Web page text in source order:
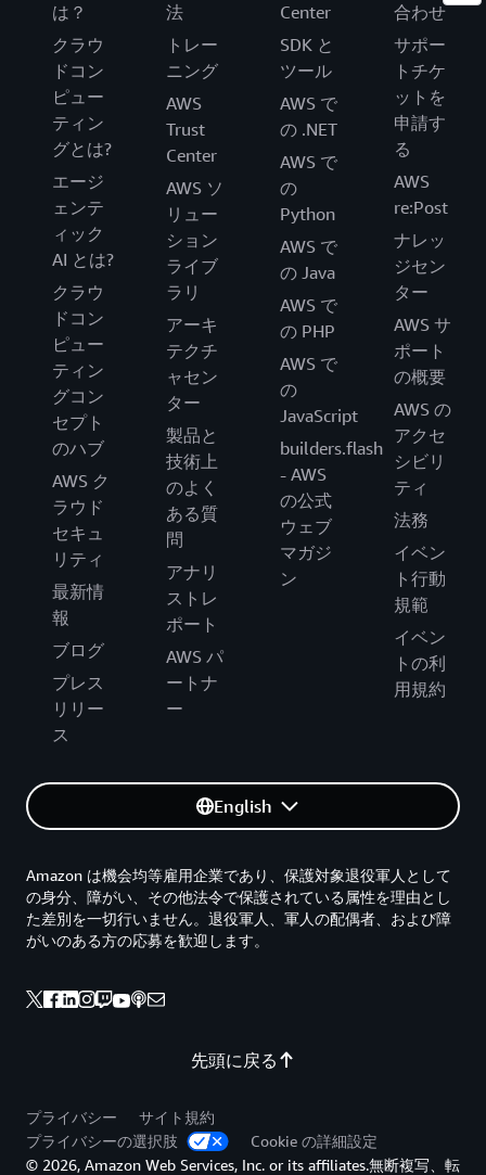
は？
クラウ
ドコン
ピュー
ティン
グとは?
エージ
ェンテ
ィック
AI とは?
クラウ
ドコン
ピュー
ティン
グコン
セプト
のハブ
AWS ク
ラウド
セキュ
リティ
最新情
報
ブログ
プレス
リリー
ス
法
トレー
ニング
AWS
Trust
Center
AWS ソ
リュー
ション
ライブ
ラリ
アーキ
テクチ
ャセン
ター
製品と
技術上
のよく
ある質
問
アナリ
ストレ
ポート
AWS パ
ートナ
ー
Center
SDK と
ツール
AWS で
の .NET
AWS で
の
Python
AWS で
の Java
AWS で
の PHP
AWS で
の
JavaScript
builders.flash
- AWS
の公式
ウェブ
マガジ
ン
合わせ
サポー
トチケ
ットを
申請す
る
AWS
re:Post
ナレッ
ジセン
ター
AWS サ
ポート
の概要
AWS の
アクセ
シビリ
ティ
法務
イベン
ト行動
規範
イベン
トの利
用規約
English
先頭に戻る
Amazon は機会均等雇用企業であり、保護対象退役軍人として
の身分、障がい、その他法令で保護されている属性を理由とし
た差別を一切行いません。退役軍人、軍人の配偶者、および障
がいのある方の応募を歓迎します。
プライバシー
サイト規約
プライバシーの選択肢
Cookie の詳細設定
© 2026, Amazon Web Services, Inc. or its affiliates.無断複写、転